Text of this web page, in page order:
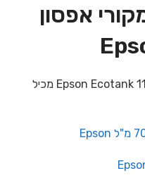
מקורי אפסון
סט 6 בקבוקי דיו מקורי של אפסון 115 Epson Ecotank מכיל